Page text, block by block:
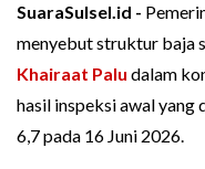
SuaraSulsel.id -
menyebut struktur baja
Khairaat Palu dalam
hasil inspeksi awal yang
6,7 pada 16 Juni 2026.